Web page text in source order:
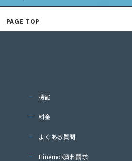
PAGE TOP
機能
料金
よくある質問
Hinemos資料請求